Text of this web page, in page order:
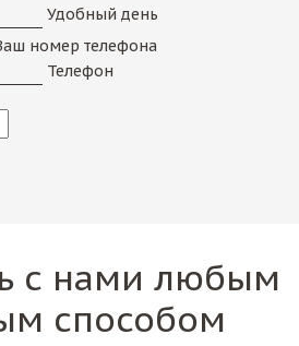
Удобный день
номер телефона
Телефон
с нами любым
способом